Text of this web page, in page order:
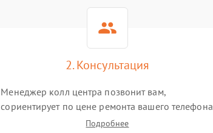
2. Консультация
Менеджер колл центра позвонит вам,
сориентирует по цене ремонта вашего телефона
а также ответит на все ваши вопросы.
Подробнее